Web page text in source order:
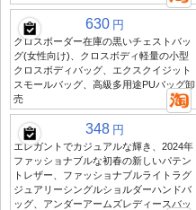
630 円
クロスボーダー在庫の黒いチェストバッ
グ(女性向け)、クロスボディ軽量の小型
クロスボディバッグ、エクスクイジット
スモールバッグ、高級多用途PUバッグ卸
売
348 円
エレガントでカジュアルな輝き、2024年
ファッショナブルな初春の新しいパテン
トレザー、ファッショナブルライトラグ
ジュアリーシングルショルダーハンドバ
ッグ、アンダーアームズレディースバッ